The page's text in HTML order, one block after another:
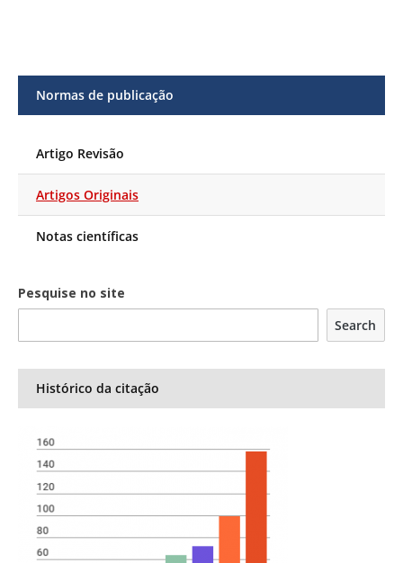
Normas de publicação
Artigo Revisão
Artigos Originais
Notas científicas
Pesquise no site
Search
Histórico da citação